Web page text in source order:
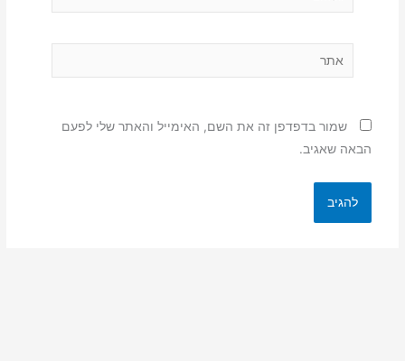
שמור בדפדפן זה את השם, האימייל והאתר שלי לפעם
הבאה שאגיב.